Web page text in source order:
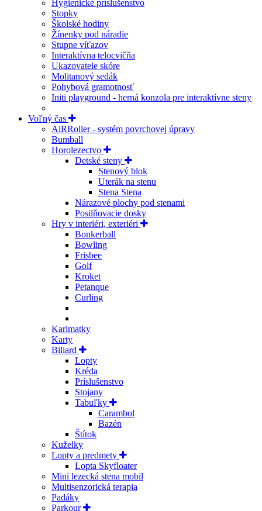
Hygienické príslušenstvo
Stopky
Školské hodiny
Žínenky pod náradie
Stupne víťazov
Interaktívna telocvičňa
Ukazovatele skóre
Molitanový sedák
Pohybová gramotnosť
Initi playground - herná konzola pre interaktívne steny
Voľný čas
AiRRoller - systém povrchovej úpravy
Bumball
Horolezectvo
Detské steny
Stenový blok
Uterák na stenu
Stena Stena
Nárazové plochy pod stenami
Posilňovacie dosky
Hry v interiéri, exteriéri
Bonkerball
Bowling
Frisbee
Golf
Kroket
Petanque
Curling
Karimatky
Karty
Biliard
Lopty
Kréda
Príslušenstvo
Stojany
Tabuľky
Carambol
Bazén
Štítok
Kuželky
Lopty a predmety
Lopta Skyfloater
Mini lezecká stena mobil
Multisenzorická terapia
Padáky
Parkour